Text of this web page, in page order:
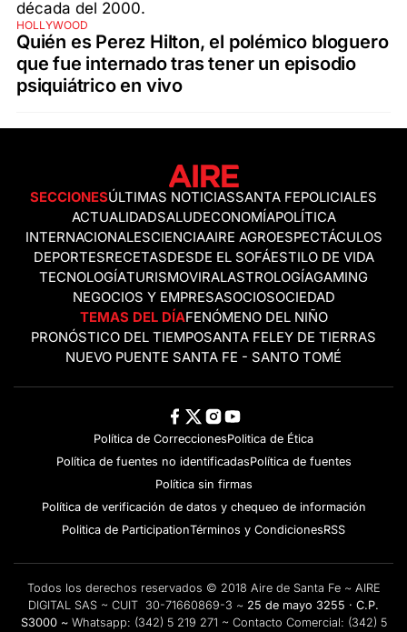
HOLLYWOOD
Quién es Perez Hilton, el polémico bloguero
que fue internado tras tener un episodio
psiquiátrico en vivo
SECCIONESÚLTIMAS NOTICIASSANTA FEPOLICIALES
ACTUALIDADSALUDECONOMÍAPOLÍTICA
INTERNACIONALESCIENCIAAIRE AGROESPECTÁCULOS
DEPORTESRECETASDESDE EL SOFÁESTILO DE VIDA
TECNOLOGÍATURISMOVIRALASTROLOGÍAGAMING
NEGOCIOS Y EMPRESASOCIOSOCIEDAD
TEMAS DEL DÍAFENÓMENO DEL NIÑO
PRONÓSTICO DEL TIEMPOSANTA FELEY DE TIERRAS
NUEVO PUENTE SANTA FE - SANTO TOMÉ
Política de CorreccionesPolitica de Ética
Política de fuentes no identificadasPolítica de fuentes
Política sin firmas
Política de verificación de datos y chequeo de información
Politica de ParticipationTérminos y CondicionesRSS
Todos los derechos reservados © 2018 Aire de Santa Fe ~ AIRE
DIGITAL SAS ~ CUIT 30-71660869-3 ~ 25 de mayo 3255 · C.P.
S3000 ~ Whatsapp: (342) 5 219 271 ~ Contacto Comercial: (342) 5